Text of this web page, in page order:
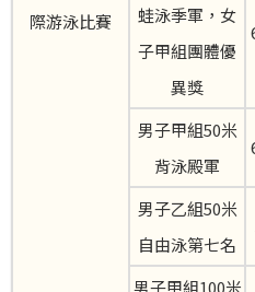
際游泳比賽
蛙泳季軍，女
子甲組團體優
異獎
男子甲組50米
背泳殿軍
男子乙組50米
自由泳第七名